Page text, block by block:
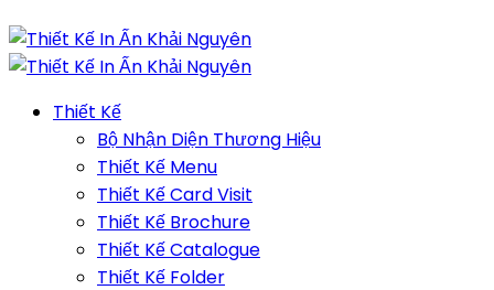
Thiết Kế
Bộ Nhận Diện Thương Hiệu
Thiết Kế Menu
Thiết Kế Card Visit
Thiết Kế Brochure
Thiết Kế Catalogue
Thiết Kế Folder